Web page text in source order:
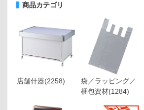
商品カテゴリ
店舗什器(2258)
袋／ラッピング／
梱包資材(1284)